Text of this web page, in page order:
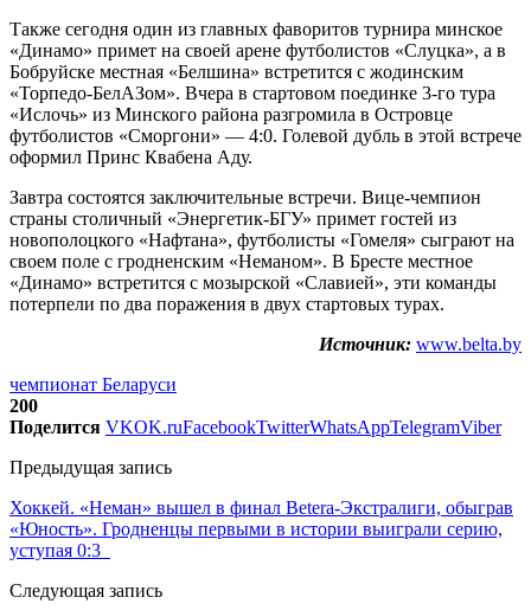
Также сегодня один из главных фаворитов турнира минское
«Динамо» примет на своей арене футболистов «Слуцка», а в
Бобруйске местная «Белшина» встретится с жодинским
«Торпедо-БелАЗом». Вчера в стартовом поединке 3-го тура
«Ислочь» из Минского района разгромила в Островце
футболистов «Сморгони» — 4:0. Голевой дубль в этой встрече
оформил Принс Квабена Аду.
Завтра состоятся заключительные встречи. Вице-чемпион
страны столичный «Энергетик-БГУ» примет гостей из
новополоцкого «Нафтана», футболисты «Гомеля» сыграют на
своем поле с гродненским «Неманом». В Бресте местное
«Динамо» встретится с мозырской «Славией», эти команды
потерпели по два поражения в двух стартовых турах.
Источник: www.belta.by
чемпионат Беларуси
200
Поделится VKOK.ruFacebookTwitterWhatsAppTelegramViber
Предыдущая запись
Хоккей. «Неман» вышел в финал Betera-Экстралиги, обыграв
«Юность». Гродненцы первыми в истории выиграли серию,
уступая 0:3
Следующая запись